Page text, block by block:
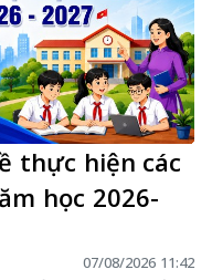
thực hiện các
học 2026-
07/08/2026 11:42